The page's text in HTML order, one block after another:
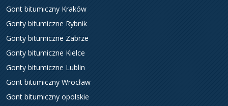
Gont bitumiczny Kraków
Gonty bitumiczne Rybnik
Gonty bitumiczne Zabrze
Gonty bitumiczne Kielce
Gonty bitumiczne Lublin
Gont bitumiczny Wrocław
Gont bitumiczny opolskie